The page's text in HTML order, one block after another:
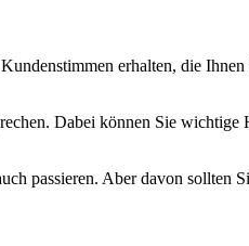
erhalten, die Ihnen
Dabei können Sie wichtige
passieren. Aber davon sollten